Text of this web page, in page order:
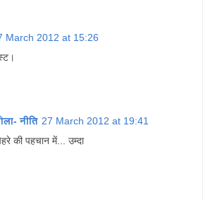
March 2012 at 15:26
नीति 27 March 2012 at 19:41
की पहचान में... उम्दा